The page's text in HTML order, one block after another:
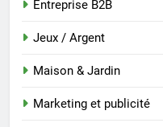
Entreprise B2B
Jeux / Argent
Maison & Jardin
Marketing et publicité